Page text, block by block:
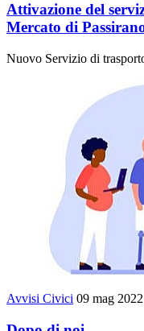
Attivazione del
Mercato di
Nuovo Servizio di
Avvisi Civici 09 mag 2022